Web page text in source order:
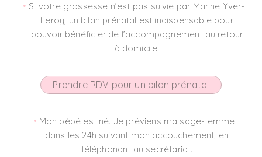
Si votre grossesse n’est pas suivie par Marine Yver-
Leroy, un bilan prénatal est indispensable pour
pouvoir bénéficier de l’accompagnement au retour
à domicile.
Prendre RDV pour un bilan prénatal
Mon bébé est né. Je préviens ma sage-femme
dans les 24h suivant mon accouchement, en
téléphonant au secrétariat.